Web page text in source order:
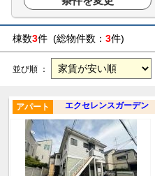
棟数3件 (総物件数： 3件)
並び順 ：
エクセレンスガーデン
アパート